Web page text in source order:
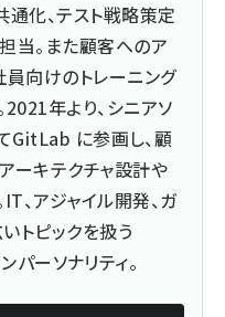
化、テスト戦略策定
当。また顧客へのア
向けのトレーニング
年より、シニアソ
GitLab に参画し、顧
ーキテクチャ設計や
、アジャイル開発、ガ
トピックを扱う
ーソナリティ。